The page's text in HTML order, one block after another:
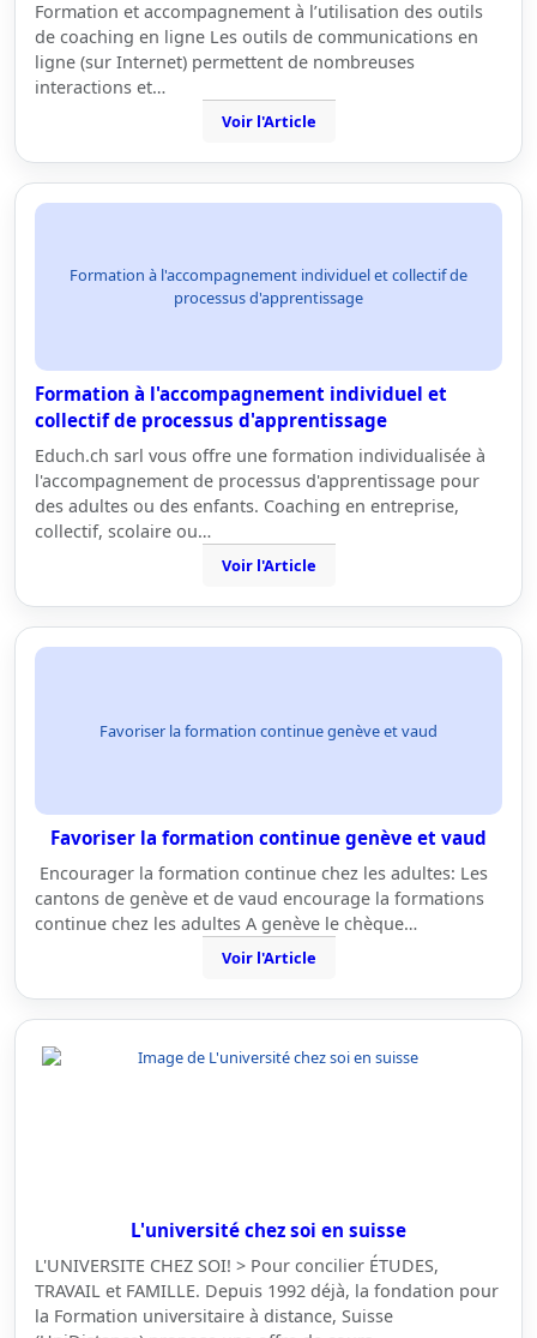
Formation et accompagnement à l’utilisation des outils
de coaching en ligne Les outils de communications en
ligne (sur Internet) permettent de nombreuses
interactions et…
Voir l'Article
Formation à l'accompagnement individuel et collectif de
processus d'apprentissage
Formation à l'accompagnement individuel et
collectif de processus d'apprentissage
Educh.ch sarl vous offre une formation individualisée à
l'accompagnement de processus d'apprentissage pour
des adultes ou des enfants. Coaching en entreprise,
collectif, scolaire ou…
Voir l'Article
Favoriser la formation continue genève et vaud
Favoriser la formation continue genève et vaud
Encourager la formation continue chez les adultes: Les
cantons de genève et de vaud encourage la formations
continue chez les adultes A genève le chèque…
Voir l'Article
L'université chez soi en suisse
L'UNIVERSITE CHEZ SOI! > Pour concilier ÉTUDES,
TRAVAIL et FAMILLE. Depuis 1992 déjà, la fondation pour
la Formation universitaire à distance, Suisse